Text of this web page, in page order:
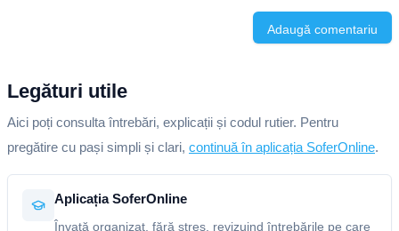
Adaugă comentariu
Legături utile
Aici poți consulta întrebări, explicații și codul rutier. Pentru
pregătire cu pași simpli și clari, continuă în aplicația SoferOnline.
Aplicația SoferOnline
Învață organizat, fără stres, revizuind întrebările pe care